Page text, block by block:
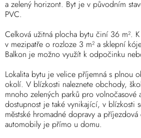
a zelený horizont. Byt je v původním
PVC.
Celková užitná plocha bytu činí 36 m².
v mezipatře o rozloze 3 m² a sklepní
Balkon je možno využít k odpočinku
Lokalita bytu je velice příjemná s plnou
okolí. V blízkosti naleznete obchody,
mnoho zelených parků pro volnočasové
dostupnost je také vynikající, v blízkosti
městské hromadné dopravy a
automobily je přímo u domu.